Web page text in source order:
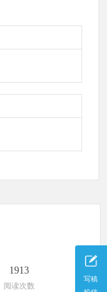
写稿
1913
阅读次数